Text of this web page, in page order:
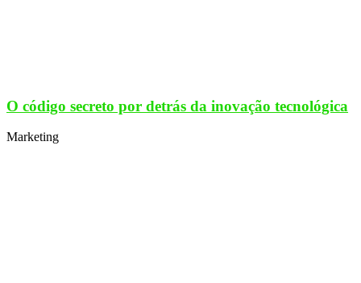
O código secreto por detrás da inovação tecnológica
Marketing